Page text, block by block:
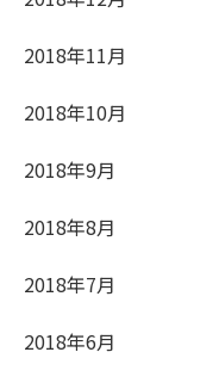
2018年11月
2018年10月
2018年9月
2018年8月
2018年7月
2018年6月